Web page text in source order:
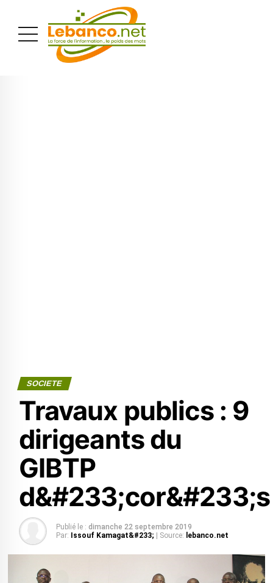
SOCIETE
Travaux publics : 9
dirigeants du
GIBTP
d&#233;cor&#233;s
Publié le : dimanche 22 septembre 2019
Par:
Issouf Kamagat&#233; | Source: lebanco.net